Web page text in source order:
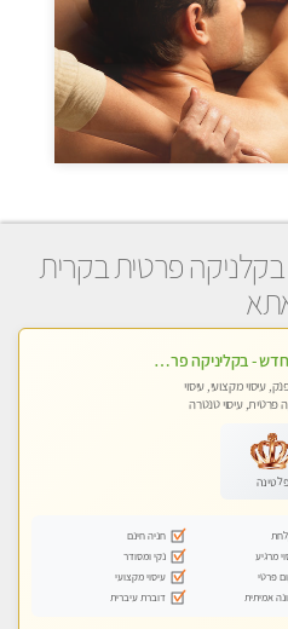
בקלניקה פרטית בקרית
חדש חדש - בקליניקה פרטית עיסוי לחידוש אנרגיות עיסוי חלומי מומלץ מאוד !
עיסוי מקצועי, עיסוי
פרטית, עיסוי טנטרה
פלטינה
חניה חינם
מרגיע
נקי ומסודר
פרטי
עיסוי מקצועי
אמיתית
דוברת עיברית